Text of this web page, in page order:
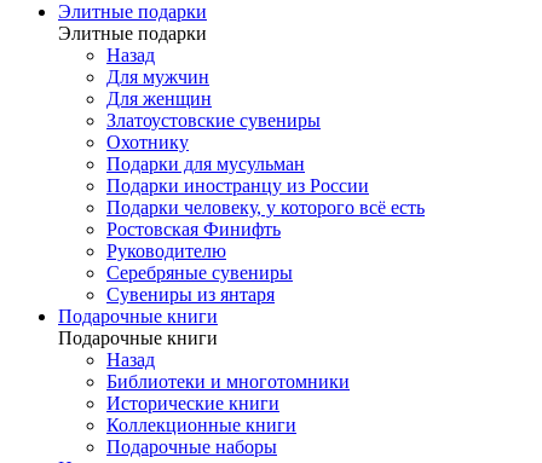
Элитные подарки
Элитные подарки
Назад
Для мужчин
Для женщин
Златоустовские сувениры
Охотнику
Подарки для мусульман
Подарки иностранцу из России
Подарки человеку, у которого всё есть
Ростовская Финифть
Руководителю
Серебряные сувениры
Сувениры из янтаря
Подарочные книги
Подарочные книги
Назад
Библиотеки и многотомники
Исторические книги
Коллекционные книги
Подарочные наборы